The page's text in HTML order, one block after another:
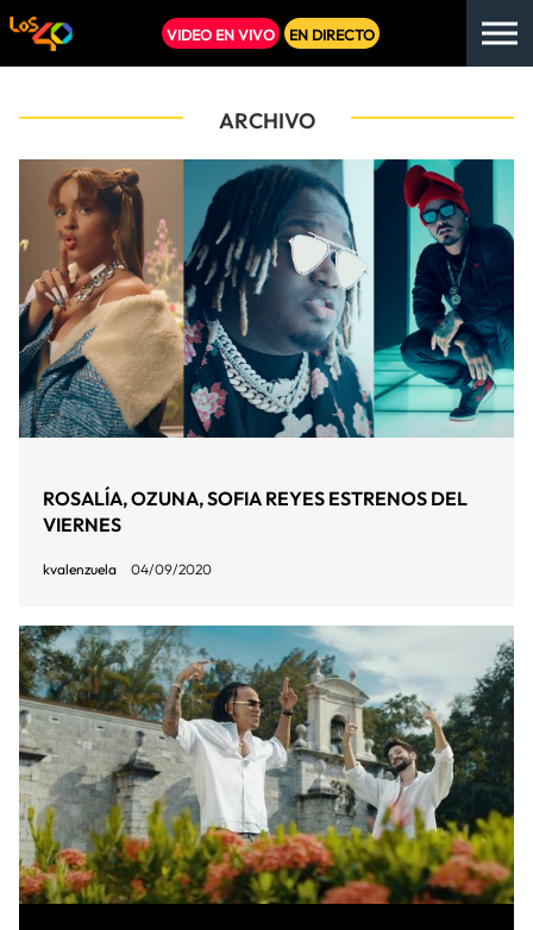
VIDEO EN VIVO EN DIRECTO
ARCHIVO
ROSALÍA, OZUNA, SOFIA REYES ESTRENOS DEL
VIERNES
kvalenzuela 04/09/2020